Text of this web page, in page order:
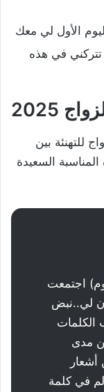
الأول لي معك
تتركني في هذه
2025
للتهنئة بين
السعيدة
اجتمعت
لي..نبض
الكلمات
مدى
في كلمة